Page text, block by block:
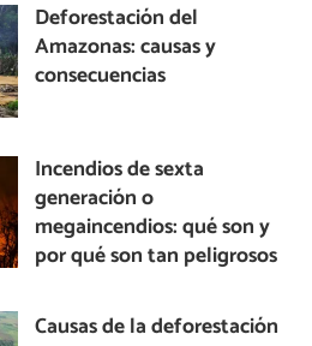
Deforestación del
Amazonas: causas y
consecuencias
Incendios de sexta
generación o
megaincendios: qué son y
por qué son tan peligrosos
Causas de la deforestación